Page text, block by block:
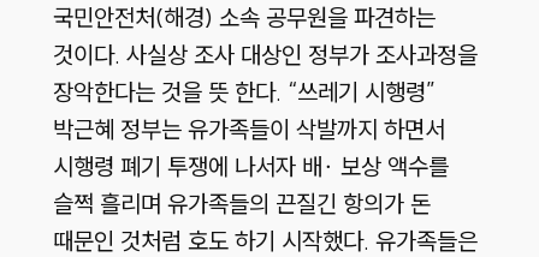
국민안전처(해경) 소속 공무원을 파견하는
것이다. 사실상 조사 대상인 정부가 조사과정을
장악한다는 것을 뜻 한다. “쓰레기 시행령”
박근혜 정부는 유가족들이 삭발까지 하면서
시행령 폐기 투쟁에 나서자 배∙ 보상 액수를
슬쩍 흘리며 유가족들의 끈질긴 항의가 돈
때문인 것처럼 호도 하기 시작했다. 유가족들은